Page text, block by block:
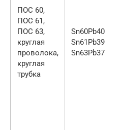
ПОС 60,
ПОС 61,
ПОС 63,
круглая
проволока,
круглая
трубка
Sn60Pb40
Sn61Pb39
Sn63Pb37